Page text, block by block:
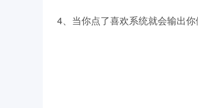
4、当你点了喜欢系统就会输出